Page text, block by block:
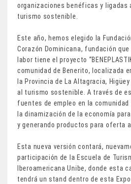
organizaciones benéficas y ligadas
turismo sostenible.
Este año, hemos elegido la
Corazón Dominicana, fundación
labor tiene el proyecto
comunidad de Benerito, localizada
la Provincia de La Altagracia,
al turismo sostenible. A través de
fuentes de empleo en la comunidad
la dinamización de la economía
y generando productos para oferta
Esta nueva versión contará,
participación de la Escuela de
Iberoamericana Unibe, donde esta
tendrá un stand dentro de esta